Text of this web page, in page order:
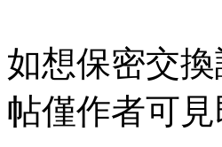
如想保密交
帖僅作者可